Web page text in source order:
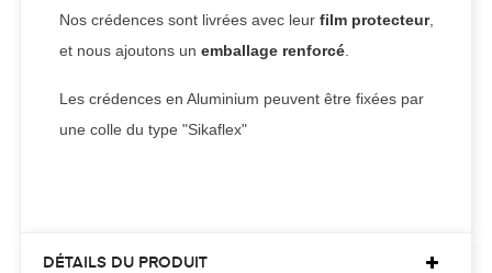
Nos crédences sont livrées avec leur film protecteur,
et nous ajoutons un emballage renforcé.
Les crédences en Aluminium peuvent être fixées par
une colle du type "Sikaflex"
DÉTAILS DU PRODUIT